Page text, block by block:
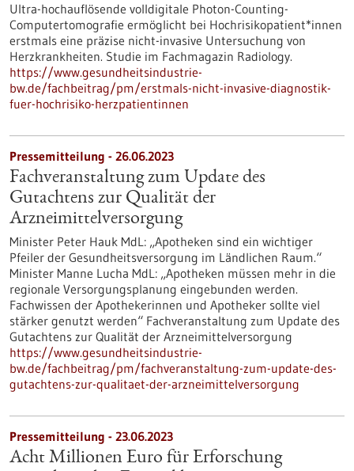
Ultra-hochauflösende volldigitale Photon-Counting-
Computertomografie ermöglicht bei Hochrisikopatient*innen
erstmals eine präzise nicht-invasive Untersuchung von
Herzkrankheiten. Studie im Fachmagazin Radiology.
https://www.gesundheitsindustrie-
bw.de/fachbeitrag/pm/erstmals-nicht-invasive-diagnostik-
fuer-hochrisiko-herzpatientinnen
Pressemitteilung - 26.06.2023
Fachveranstaltung zum Update des
Gutachtens zur Qualität der
Arzneimittelversorgung
Minister Peter Hauk MdL: „Apotheken sind ein wichtiger
Pfeiler der Gesundheitsversorgung im Ländlichen Raum.“
Minister Manne Lucha MdL: „Apotheken müssen mehr in die
regionale Versorgungsplanung eingebunden werden.
Fachwissen der Apothekerinnen und Apotheker sollte viel
stärker genutzt werden“ Fachveranstaltung zum Update des
Gutachtens zur Qualität der Arzneimittelversorgung
https://www.gesundheitsindustrie-
bw.de/fachbeitrag/pm/fachveranstaltung-zum-update-des-
gutachtens-zur-qualitaet-der-arzneimittelversorgung
Pressemitteilung - 23.06.2023
Acht Millionen Euro für Erforschung